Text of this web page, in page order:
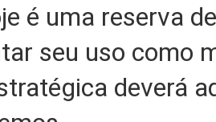
é uma reserva
seu uso como
deverá